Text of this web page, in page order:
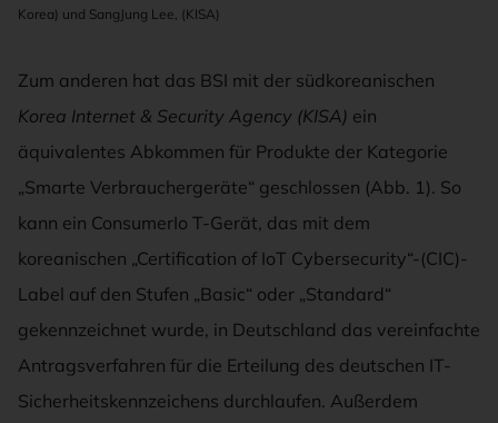
Korea) und SangJung Lee, (KISA)
Zum anderen hat das BSI mit der südkoreanischen
Korea Internet & Security Agency (KISA) ein
äquivalentes Abkommen für Produkte der Kategorie
„Smarte Verbrauchergeräte“ geschlossen (Abb. 1). So
kann ein ConsumerIo T-Gerät, das mit dem
koreanischen „Certification of IoT Cybersecurity“-(CIC)-
Label auf den Stufen „Basic“ oder „Standard“
gekennzeichnet wurde, in Deutschland das vereinfachte
Antragsverfahren für die Erteilung des deutschen IT-
Sicherheitskennzeichens durchlaufen. Außerdem